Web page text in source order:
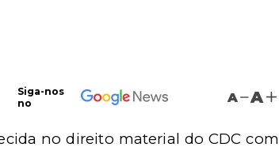
Siga-nos
no
A A
no direito material do CDC com